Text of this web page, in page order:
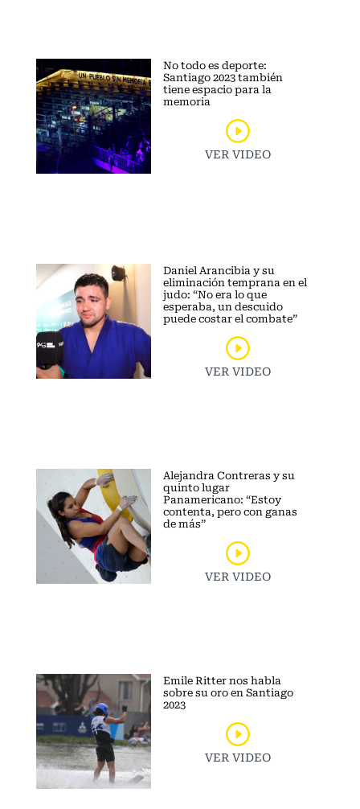
No todo es deporte:
Santiago 2023 también
tiene espacio para la
memoria
VER VIDEO
Daniel Arancibia y su
eliminación temprana en el
judo: “No era lo que
esperaba, un descuido
puede costar el combate”
VER VIDEO
Alejandra Contreras y su
quinto lugar
Panamericano: “Estoy
contenta, pero con ganas
de más”
VER VIDEO
Emile Ritter nos habla
sobre su oro en Santiago
2023
VER VIDEO